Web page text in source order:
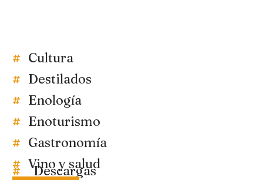
Cultura
Destilados
Enología
Enoturismo
Gastronomía
Vino y salud
Descargas